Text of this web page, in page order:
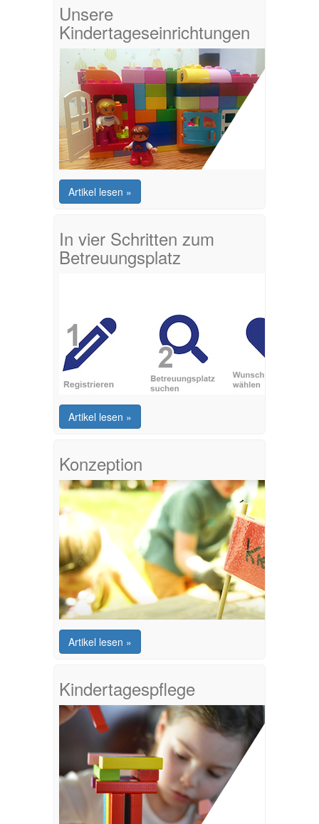
Unsere
Kindertageseinrichtungen
Artikel lesen »
In vier Schritten zum
Betreuungsplatz
Artikel lesen »
Konzeption
Artikel lesen »
Kindertagespflege